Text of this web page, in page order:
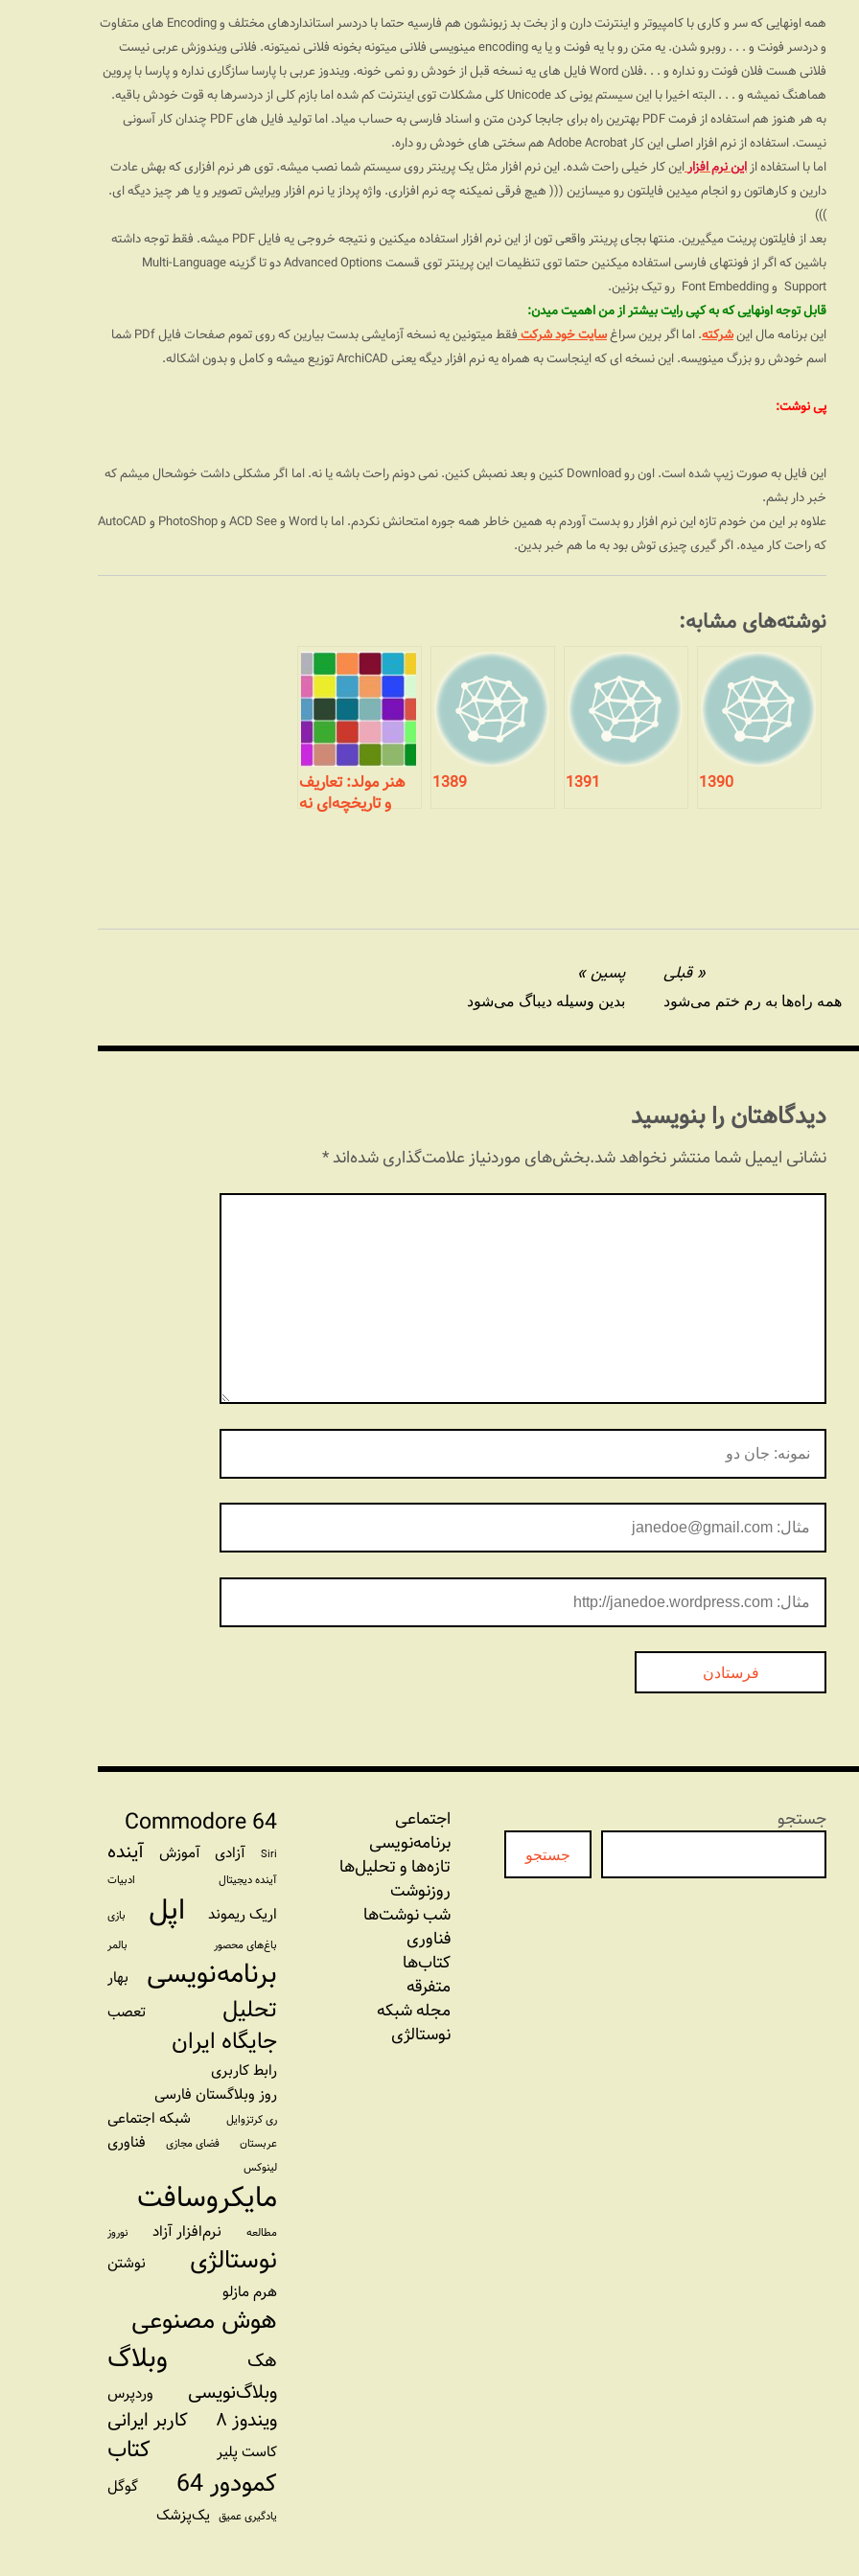
همه اونهایی که سر و کاری با کامپیوتر و اینترنت دارن و از بخت بد زبونشون هم فارسیه حتما با دردسر استانداردهای مختلف وEncoding های متفاوت
و دردسر فونت و . . . روبرو شدن. یه متن رو با یه فونت و یا یهencodingمینویسی فلانی میتونه بخونه فلانی نمیتونه. فلانی ویندوزش عربی نیست
فلانی هست فلان فونت رو نداره و . . .فلانWordفایل های یه نسخه قبل از خودش رو نمی خونه. ویندوز عربی با پارسا سازگاری نداره و پارسا با پروین
هماهنگ نمیشه و . . . البته اخیرا با این سیستم یونی کدUnicodeکلی مشکلات توی اینترنت کم شده اما بازم کلی از دردسرها به قوت خودش باقیه.
به هر هنوز هم استفاده از فرمتPDFبهترین راه برای جابجا کردن متن و اسناد فارسی به حساب میاد. اما تولید فایل هایPDF چندان کار آسونی
نیست. استفاده از نرم افزار اصلی این کارAdobe Acrobatهم سختی های خودش رو داره.
اما با استفاده ازاین نرم افزاراین کار خیلی راحت شده. این نرم افزار مثل یک پرینتر روی سیستم شما نصب میشه. توی هر نرم افزاری که بهش عادت
دارین و کارهاتون رو انجام میدین فایلتون رو میسازین ((( هیچ فرقی نمیکنه چه نرم افزاری. واژه پرداز یا نرم افزار ویرایش تصویر و یا هر چیز دیگه ای.
)))
بعد از فایلتون پرینت میگیرین. منتها بجای پرینتر واقعی تون از این نرم افزار استفاده میکنین و نتیجه خروجی یه فایلPDF میشه. فقط توجه داشته
باشین که اگر از فونتهای فارسی استفاده میکنین حتما توی تنظیمات این پرینتر توی قسمتAdvanced Optionsدو تا گزینهMulti-Language
Support وFont Embedding رو تیک بزنین.
قابل توجه اونهایی که به کپی رایت بیشتر از من اهمیت میدن:
این برنامه مال اینشرکته. اما اگر برین سراغسایت خود شرکتفقط میتونین یه نسخه آزمایشی بدست بیارین که روی تموم صفحات فایلPDfشما
اسم خودش رو بزرگ مینویسه. این نسخه ای که اینجاست به همراه یه نرم افزار دیگه یعنیArchiCADتوزیع میشه و کامل و بدون اشکاله.
پی نوشت:
این فایل به صورت زیپ شده است. اون رو Download کنین و بعد نصبش کنین. نمی دونم راحت باشه یا نه. اما اگر مشکلی داشت خوشحال میشم که
خبر دار بشم.
علاوه بر این من خودم تازه این نرم افزار رو بدست آوردم به همین خاطر همه جوره امتحانش نکردم. اما باWordوACD SeeوPhotoShop وAutoCAD
که راحت کار میده. اگر گیری چیزی توش بود به ما هم خبر بدین.
نوشته‌های مشابه:
1390
1391
1389 هنر مولد: تعاریف
و تاریخچه‌ای نه
قبلی
همه راه‌ها به رم ختم می‌شود
پسین
بدین وسیله دیباگ می‌شود
دیدگاهتان را بنویسید
نشانی ایمیل شما منتشر نخواهد شد.بخش‌های موردنیاز علامت‌گذاری شده‌اند*
جستجو
جستجو
اجتماعی
برنامه‏‌نویسی
تازه‌‌ها و تحلیل‌ها
روزنوشت
شب نوشت‌ها
فناوری
کتاب‌ها
متفرقه
مجله شبکه
نوستالژی
Commodore 64
Siri آزادی آموزش آینده
آینده دیجیتال ادبیات
اریک ریموند اپل
بازی
باغ‌های محصور
بالمر
برنامه‌نویسی بهار
تحلیل تعصب
جایگاه ایران
رابط کاربری
روز وبلاگستان فارسی
ری کرتزوایل شبکه اجتماعی
عربستان فضای مجازی فناوری
لینوکس
مایکروسافت
مطالعه نرم‌افزار آزاد نوروز
نوستالژی
نوشتن
هرم مازلو
هوش مصنوعی
هک وبلاگ
وبلاگ‌نویسی وردپرس
ویندوز ۸ کاربر ایرانی
کاست پلیر کتاب
کمودور 64 گوگل
یادگیری عمیق یک‌پزشک